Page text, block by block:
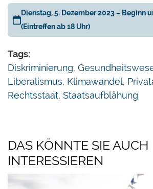
Olivier Kessler,
Liberalen Instituts
zeitgemäss?»
für
Universität
des Ludwig von
Dienstag, 5. Dezember 2023 – Beginn
(Eintreffen ab 18 Uhr)
Tags:
Diskriminierung,
Liberalismus, Klimawandel,
Rechtsstaat, Staatsaufblähung
DAS KÖNNTE SIE AUCH
INTERESSIEREN